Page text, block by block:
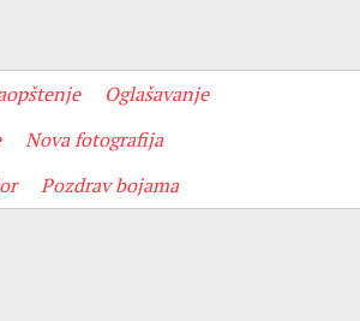
Oglašavanje
Nova fotografija
Pozdrav bojama